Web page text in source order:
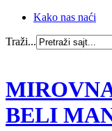
Kako nas naći
Traži...
BELI